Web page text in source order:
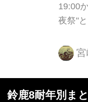
19:00
夜祭"
ース
ぶり
に乗っ
す！ こ
宮
鈴鹿8耐年別ま